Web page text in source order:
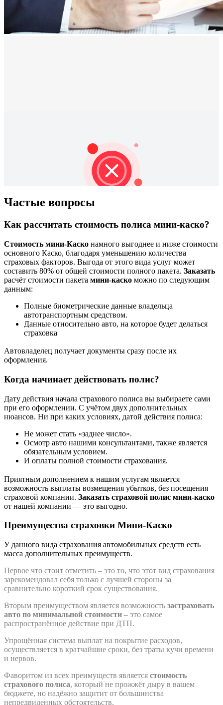
Частые вопросы
Как рассчитать стоимость полиса мини-каско?
Стоимость мини-Каско намного выгоднее и ниже стоимости
основного Каско, благодаря уменьшению количества
страховых факторов. Выгода от этого вида услуг может
составить 80% от общей стоимости полного пакета. Заказать
расчёт стоимости пакета мини-каско можно по следующим
данным:
Полные биометрические данные владельца
автотранспортным средством.
Данные относительно авто, на которое будет делаться
страховка
Автовладелец получает документы сразу после их
оформления.
Когда начинает действовать полис?
Дату действия начала страхового полиса вы выбираете сами
при его оформлении. С учётом двух дополнительных
нюансов. Ни при каких условиях, датой действия полиса:
Не может стать «заднее число».
Осмотр авто нашими консультантами, также является
обязательным условием.
И оплаты полной стоимости страхования.
Приятным дополнением к нашим услугам является
возможность выплаты возмещения убытков, без посещения
страховой компании. Заказать страховой полис мини-каско
от нашей компании — это выгодно.
Преимущества страховки Мини-Каско
У данного вида страхования автомобильных средств есть
масса дополнительных преимуществ.
Первое что стоит отметить – это то, что этот вид страхования
зарекомендовал себя только с лучшей стороны за
сравнительно короткий срок существования.
Вторым преимуществом является возможность застраховать
авто по минимальной стоимости – это самое
распространённое действие при ДТП.
Упрощённая система выплат на покрытие расходов,
осуществляется в кратчайшие сроки, без траты кучи времени
и нервов.
Фаворитом из всех преимуществ является стоимость
страхового полиса, который не прожжёт дыру в вашем
бюджете, но надёжно защитит от большинства
непредвиденных обстоятельств.